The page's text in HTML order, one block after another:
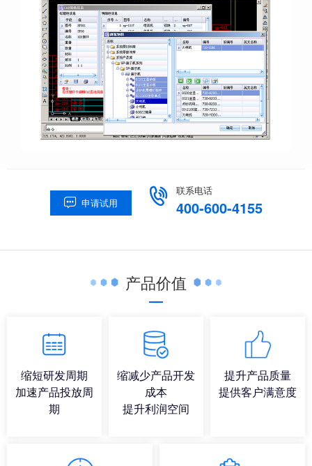
 申请试用  联系电话
400-600-4155
产品价值
缩短研发周期
加速产品投放周
期
缩减少产品开发
成本
提升利润空间
提升产品质量
提供客户满意度